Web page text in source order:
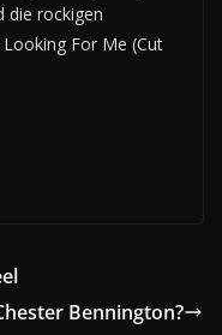
die rockigen
Looking For Me (Cut
Bennington?